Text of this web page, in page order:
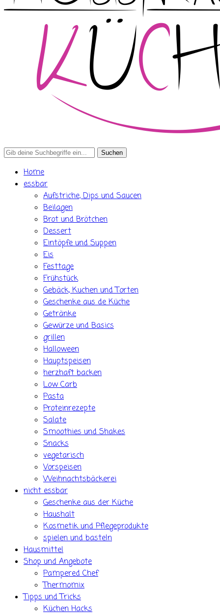
Search
Home
essbar
Aufstriche, Dips und Saucen
Beilagen
Brot und Brötchen
Dessert
Eintöpfe und Suppen
Eis
Festtage
Frühstück
Gebäck, Kuchen und Torten
Geschenke aus de Küche
Getränke
Gewürze und Basics
grillen
Halloween
Hauptspeisen
herzhaft backen
Low Carb
Pasta
Proteinrezepte
Salate
Smoothies und Shakes
Snacks
vegetarisch
Vorspeisen
Weihnachtsbäckerei
nicht essbar
Geschenke aus der Küche
Haushalt
Kosmetik und Pflegeprodukte
spielen und basteln
Hausmittel
Shop und Angebote
Pampered Chef
Thermomix
Tipps und Tricks
Küchen Hacks